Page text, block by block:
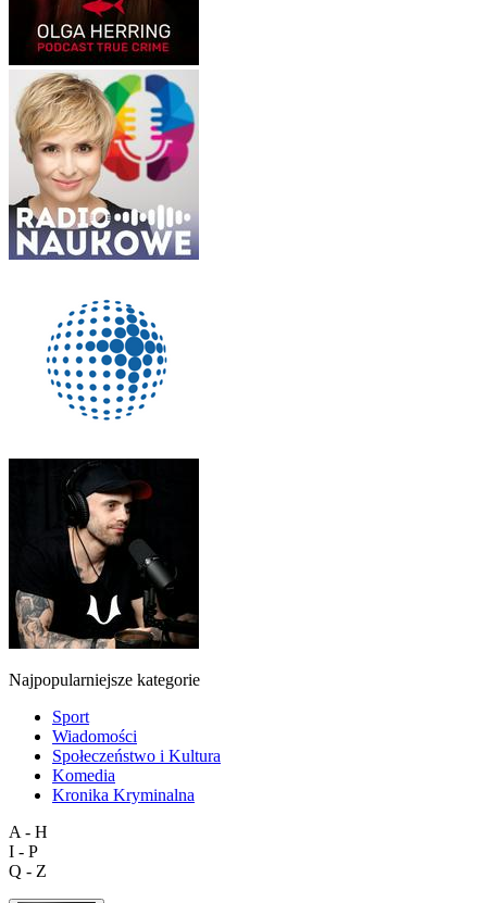
Najpopularniejsze kategorie
Sport
Wiadomości
Społeczeństwo i Kultura
Komedia
Kronika Kryminalna
A - H
I - P
Q - Z